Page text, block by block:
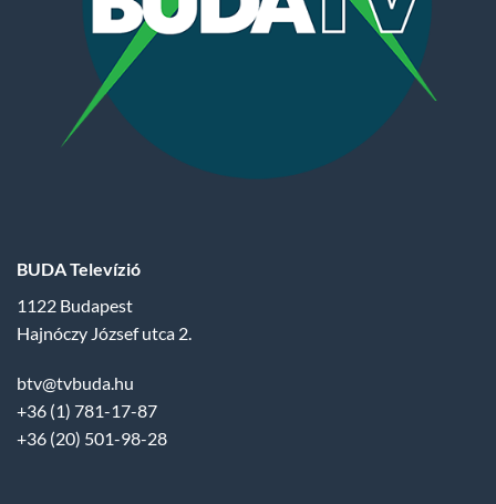
BUDA Televízió
1122 Budapest
Hajnóczy József utca 2.
btv@tvbuda.hu
+36 (1) 781-17-87
+36 (20) 501-98-28